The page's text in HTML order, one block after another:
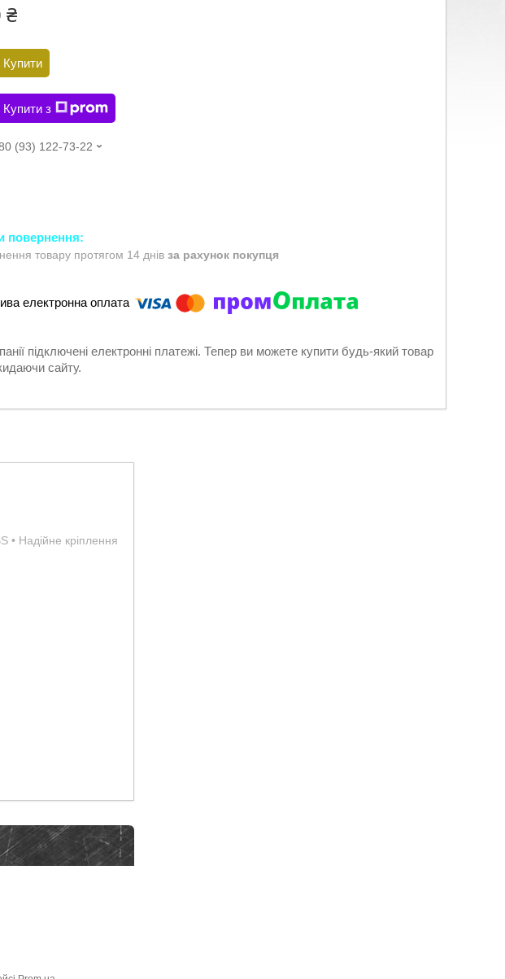
₴
Купити
Купити з
(93) 122-73-22
товару протягом 14 днів за рахунок покупця
підключені електронні платежі. Тепер ви можете купити будь-який товар
сайту.
• Надійне кріплення